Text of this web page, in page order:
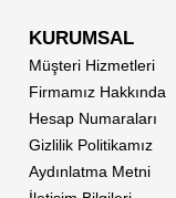
KURUMSAL
Müşteri Hizmetleri
Firmamız Hakkında
Hesap Numaraları
Gizlilik Politikamız
Aydınlatma Metni